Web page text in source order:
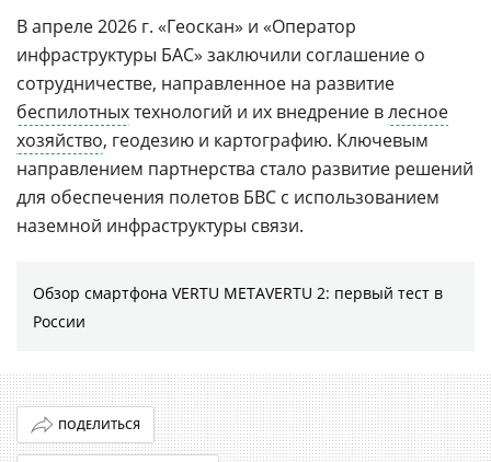
В апреле 2026 г. «Геоскан» и «Оператор
инфраструктуры БАС» заключили соглашение о
сотрудничестве, направленное на развитие
беспилотныхтехнологий и их внедрение влесное
хозяйство, геодезию и картографию. Ключевым
направлением партнерства стало развитие решений
для обеспечения полетов БВС с использованием
наземной инфраструктуры связи.
Обзор смартфона VERTU METAVERTU 2: первый тест в
России
ПОДЕЛИТЬСЯ